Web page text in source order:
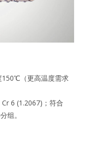
150℃（更高温度需求
6 (1.2067)；符合
组。